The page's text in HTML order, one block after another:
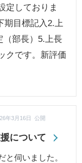
定しておりま
期目標記入2.上
（部長）5.上長
クです。新評価
について
年3月16日 公開
と伺いました。